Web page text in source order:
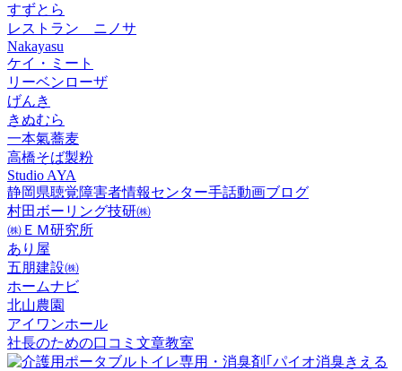
すずとら
レストラン ニノサ
Nakayasu
ケイ・ミート
リーベンローザ
げんき
きぬむら
一本氣蕎麦
高橋そば製粉
Studio AYA
静岡県聴覚障害者情報センター手話動画ブログ
村田ボーリング技研㈱
㈱ＥＭ研究所
あり屋
五朋建設㈱
ホームナビ
北山農園
アイワンホール
社長のための口コミ文章教室